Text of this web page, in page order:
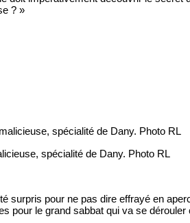
? »
spécialité de Dany. Photo RL
surpris pour ne pas dire effrayé en
pour le grand sabbat qui va se dérouler